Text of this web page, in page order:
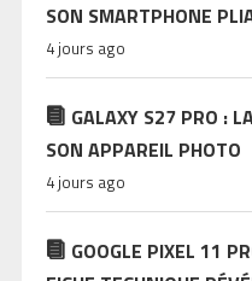
SON SMARTPHONE
4 jours ago
GALAXY S27 PRO :
SON APPAREIL PHOTO
4 jours ago
GOOGLE PIXEL 11